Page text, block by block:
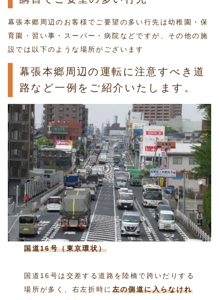
幕張本郷周辺のお客様でご要望の多い行先は幼稚園・保
育園・習い事・スーパー・病院などですが、その他の施
設では以下のような場所がございます
幕張本郷周辺の運転に注意すべき道
路など一例をご紹介いたします。
国道16号（東京環状）
国道16号は交差する道路を陸橋で跨いだりする
場所が多く、右左折時に 左の側道に入らなけれ